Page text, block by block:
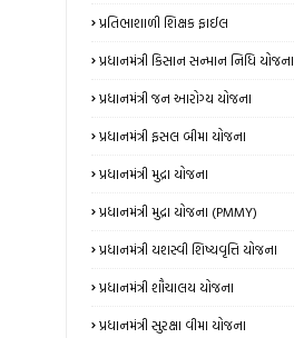
પ્રતિભાશાળી શિક્ષક ફાઈલ
પ્રધાનમંત્રી કિસાન સન્માન નિધિ યોજના
પ્રધાનમંત્રી જન આરોગ્ય યોજના
પ્રધાનમંત્રી ફસલ બીમા યોજના
પ્રધાનમંત્રી મુદ્રા યોજના
પ્રધાનમંત્રી મુદ્રા યોજના (PMMY)
પ્રધાનમંત્રી યશસ્વી શિષ્યવૃત્તિ યોજના
પ્રધાનમંત્રી શૌચાલય યોજના
પ્રધાનમંત્રી સુરક્ષા વીમા યોજના